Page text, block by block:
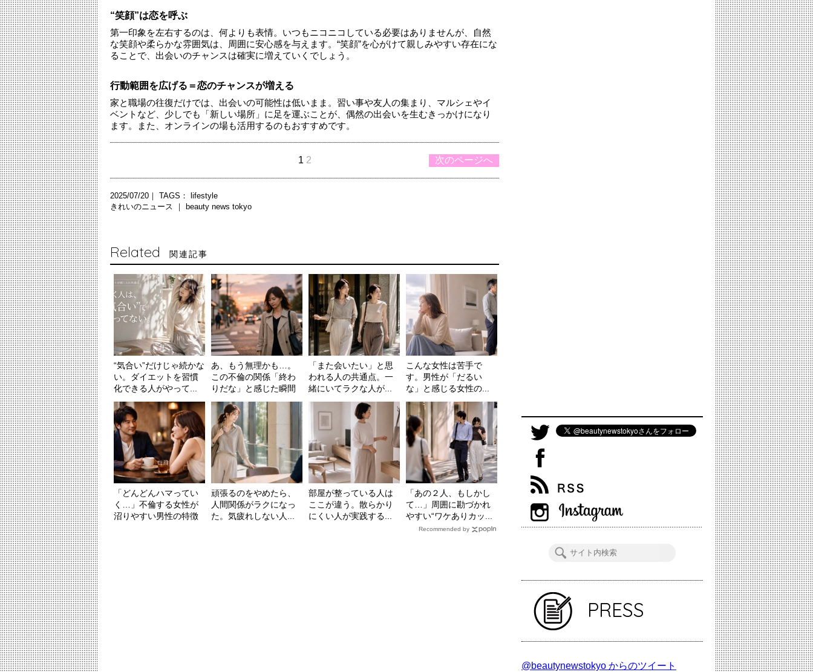
“笑顔”は恋を呼ぶ
第一印象を左右するのは、何よりも表情。いつもニコニコしている必要はありませんが、自然
な笑顔や柔らかな雰囲気は、周囲に安心感を与えます。“笑顔”を心がけて親しみやすい存在にな
ることで、出会いのチャンスは確実に増えていくでしょう。
行動範囲を広げる＝恋のチャンスが増える
家と職場の往復だけでは、出会いの可能性は低いまま。習い事や友人の集まり、マルシェやイ
ベントなど、少しでも「新しい場所」に足を運ぶことが、偶然の出会いを生むきっかけになり
ます。また、オンラインの場も活用するのもおすすめです。
次のページへ
1 2
2025/07/20｜ TAGS：
lifestyle
きれいのニュース ｜
beauty news tokyo
Related 関連記事
“気合い”だけじゃ続かな
い。ダイエットを習慣
化できる人がやって...
あ、もう無理かも…。
この不倫の関係「終わ
りだな」と感じた瞬間
「また会いたい」と思
われる人の共通点。一
緒にいてラクな人が...
こんな女性は苦手で
す。男性が「だるい
な」と感じる女性の...
「どんどんハマってい
く…」不倫する女性が
沼りやすい男性の特徴
頑張るのをやめたら、
人間関係がラクになっ
た。気疲れしない人...
部屋が整っている人は
ここが違う。散らかり
にくい人が実践する...
「あの２人、もしかし
て…」周囲に勘づかれ
やすい“ワケありカッ...
Recommended by
PRESS
@beautynewstokyo からのツイート